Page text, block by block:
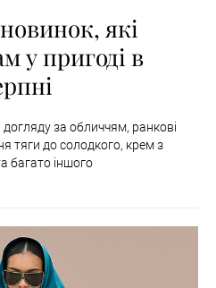
які
у пригоді в
за обличчям, ранкові
тяги до солодкого, крем з
багато іншого